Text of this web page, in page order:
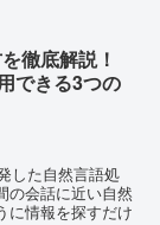
徹底解説！
できる3つの
した自然言語処
の会話に近い自然
に情報を探すだけ